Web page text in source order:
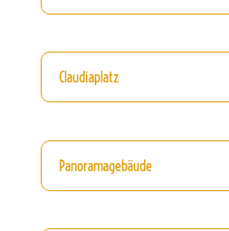
Claudiaplatz
Panoramagebäude